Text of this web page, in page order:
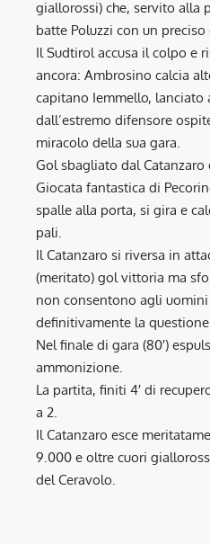
giallorossi) che, servito alla
batte Poluzzi con un
Il Sudtirol accusa il colpo e
ancora: Ambrosino calcia
capitano Iemmello, lanciato
dall’estremo difensore
miracolo della sua gara.
Gol sbagliato dal
Giocata fantastica di
spalle alla porta, si gira e
pali.
Il Catanzaro si riversa in
(meritato) gol vittoria ma
non consentono agli
definitivamente la questione
Nel finale di gara (80′)
ammonizione.
La partita, finiti 4′ di
a 2.
Il Catanzaro esce
9.000 e oltre cuori
del Ceravolo.